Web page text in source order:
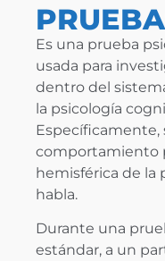
Es una prueba
usada para
dentro del
la psicología
Específicamente,
comportamiento
hemisférica de la
habla.
Durante una
estándar, a un